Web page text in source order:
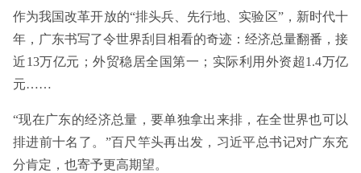
作为我国改革开放的“排头兵、先行地、实验区”，新时代十
年，广东书写了令世界刮目相看的奇迹：经济总量翻番，接
近13万亿元；外贸稳居全国第一；实际利用外资超1.4万亿
元……
“现在广东的经济总量，要单独拿出来排，在全世界也可以
排进前十名了。”百尺竿头再出发，习近平总书记对广东充
分肯定，也寄予更高期望。